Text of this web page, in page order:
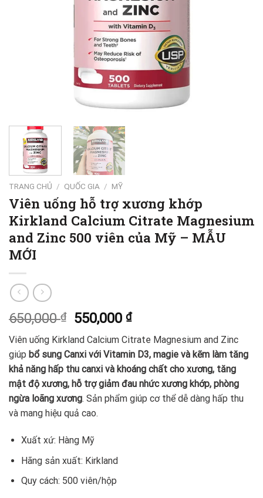
TRANG CHỦ / QUỐC GIA / MỸ
Viên uống hỗ trợ xương khớp
Kirkland Calcium Citrate Magnesium
and Zinc 500 viên của Mỹ – MẪU
MỚI
650,000₫ 550,000₫
Viên uống Kirkland Calcium Citrate Magnesium and Zinc
giúp bổ sung Canxi với Vitamin D3, magie và kẽm làm tăng
khả năng hấp thu canxi và khoáng chất cho xương, tăng
mật độ xương, hỗ trợ giảm đau nhức xương khớp, phòng
ngừa loãng xương. Sản phẩm giúp cơ thể dễ dàng hấp thu
và mang hiệu quả cao.
Xuất xứ: Hàng Mỹ
Hãng sản xuất: Kirkland
Quy cách: 500 viên/hộp